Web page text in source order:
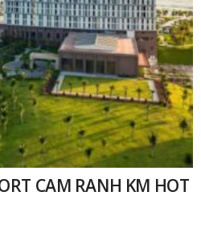
CAM RANH KM HOT